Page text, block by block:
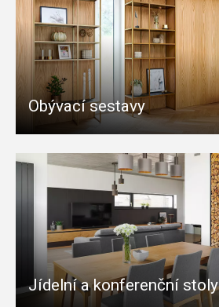
Obývací sestavy
Jídelní a konferenční stoly